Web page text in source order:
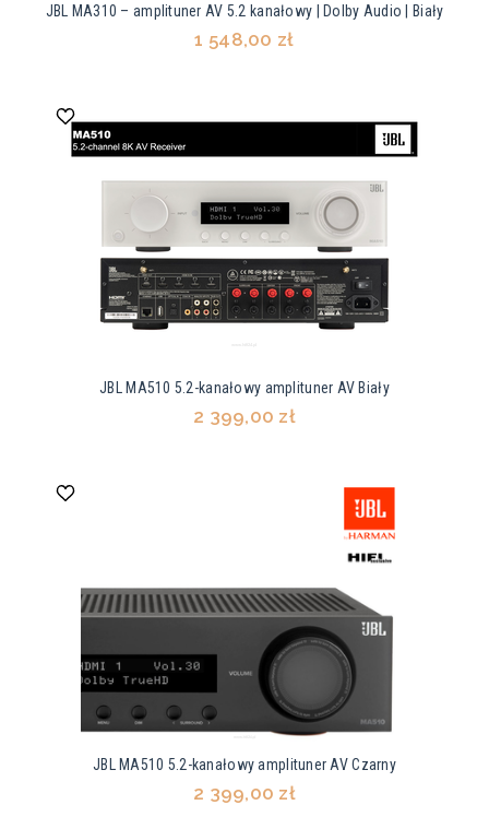
JBL MA310 – amplituner AV 5.2 kanałowy | Dolby Audio | Biały
1 548,00 zł
JBL MA510 5.2-kanałowy amplituner AV Biały
2 399,00 zł
JBL MA510 5.2-kanałowy amplituner AV Czarny
2 399,00 zł